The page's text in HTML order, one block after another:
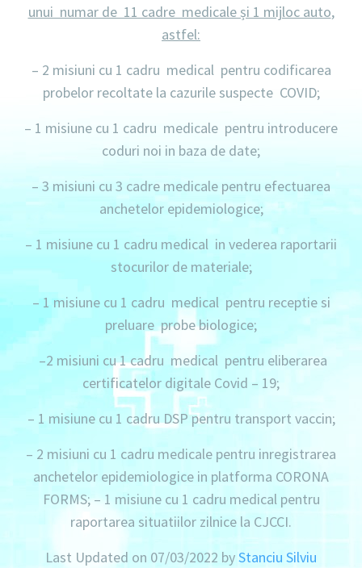
unui numar de 11 cadre medicale și 1 mijloc auto,
astfel:
– 2 misiuni cu 1 cadru medical pentru codificarea
probelor recoltate la cazurile suspecte COVID;
– 1 misiune cu 1 cadru medicale pentru introducere
coduri noi in baza de date;
– 3 misiuni cu 3 cadre medicale pentru efectuarea
anchetelor epidemiologice;
– 1 misiune cu 1 cadru medical in vederea raportarii
stocurilor de materiale;
– 1 misiunecu 1 cadru medical pentru receptie si
preluare probe biologice;
–2 misiuni cu 1 cadru medical pentru eliberarea
certificatelor digitale Covid – 19;
– 1 misiunecu 1 cadru DSP pentru transport vaccin;
– 2 misiuni cu 1 cadru medicale pentru inregistrarea
anchetelor epidemiologice in platforma CORONA
FORMS; –1 misiunecu 1 cadru medical pentru
raportarea situatiilor zilnice la CJCCI.
Last Updated on 07/03/2022 byStanciu Silviu